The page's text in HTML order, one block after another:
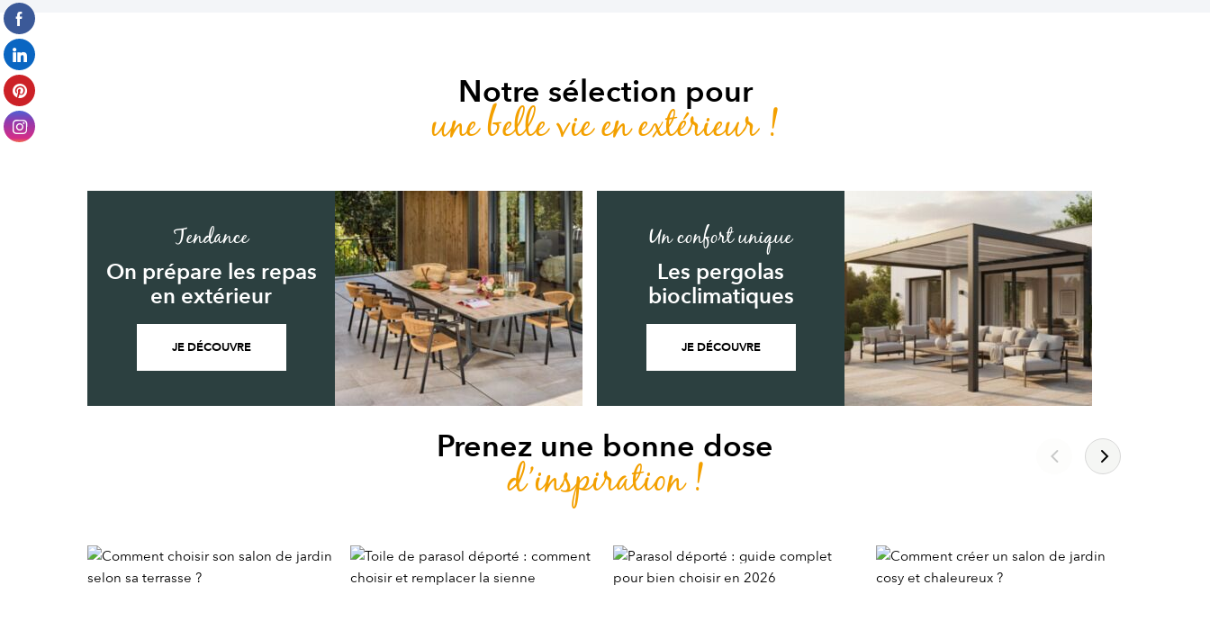
Notre sélection pour
une belle vie en extérieur !
Tendance
On prépare les repas
en extérieur
JE DÉCOUVRE
Un confort unique
Les pergolas
bioclimatiques
JE DÉCOUVRE
Prenez une bonne dose
d’inspiration !